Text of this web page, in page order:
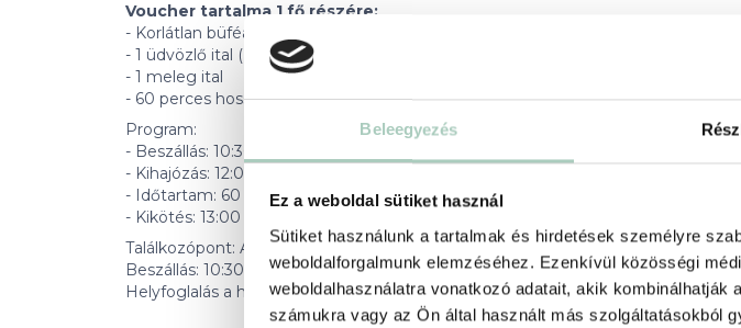
Beleegyezés
Ez a weboldal sütiket használ
Sütiket használunk a tartalmak és hirdetések személyre
weboldalforgalmunk elemzéséhez. Ezenkívül közösségi
weboldalhasználatra vonatkozó adatait, akik
számukra vagy az Ön által használt más szolgáltatásokból
Voucher tartalma 1 fő részére:
- Korlátlan büféasztalos villásreggeli (10:30-13:00)
- 1 üdvözlő ital (Prosecco/narancslé vagy almalé)
- 1 meleg ital
- 60 perces hosszú városnézés (12:00-13:00)
Program:
- Beszállás: 10:30
- Kihajózás: 12:00
- Időtartam: 60 perc
- Kikötés: 13:00
Találkozópont: Akadémia 2 – Gróf Széchényi Hajó
Beszállás: 10:30-tól 12:00-ig bármikor lehetséges.
Helyfoglalás a hajón érkezési sorrendben történik 10:30-tól.